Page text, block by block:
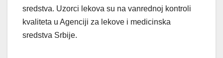
sredstva. Uzorci lekova su na vanrednoj kontroli
kvaliteta u Agenciji za lekove i medicinska
sredstva Srbije.